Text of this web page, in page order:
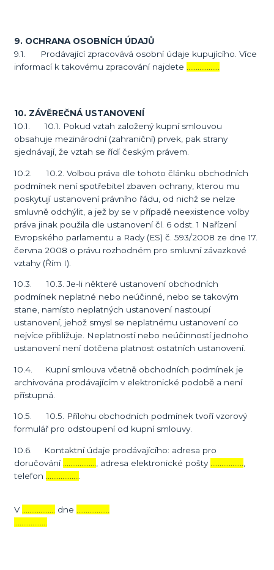
9. OCHRANA OSOBNÍCH ÚDAJŮ
9.1. Prodávající zpracovává osobní údaje kupujícího. Více
informací k takovému zpracování najdete
10. ZÁVĚREČNÁ USTANOVENÍ
10.1. 10.1. Pokud vztah založený kupní smlouvou
obsahuje mezinárodní (zahraniční) prvek, pak strany
sjednávají, že vztah se řídí českým právem.
10.2. 10.2. Volbou práva dle tohoto článku obchodních
podmínek není spotřebitel zbaven ochrany, kterou mu
poskytují ustanovení právního řádu, od nichž se nelze
smluvně odchýlit, a jež by se v případě neexistence volby
práva jinak použila dle ustanovení čl. 6 odst. 1 Nařízení
Evropského parlamentu a Rady (ES) č. 593/2008 ze dne 17.
června 2008 o právu rozhodném pro smluvní závazkové
vztahy (Řím I).
10.3. 10.3. Je-li některé ustanovení obchodních
podmínek neplatné nebo neúčinné, nebo se takovým
stane, namísto neplatných ustanovení nastoupí
ustanovení, jehož smysl se neplatnému ustanovení co
nejvíce přibližuje. Neplatností nebo neúčinností jednoho
ustanovení není dotčena platnost ostatních ustanovení.
10.4. Kupní smlouva včetně obchodních podmínek je
archivována prodávajícím v elektronické podobě a není
přístupná.
10.5. 10.5. Přílohu obchodních podmínek tvoří vzorový
formulář pro odstoupení od kupní smlouvy.
10.6. Kontaktní údaje prodávajícího: adresa pro
doručování
, adresa elektronické pošty
telefon
V dne